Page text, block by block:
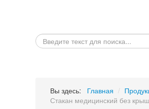
Вы здесь: Главная /
Стакан медицинский без